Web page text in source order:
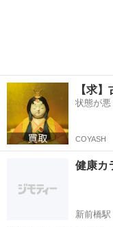
【求
状態が悪
COYASH
健康カ
新前橋駅